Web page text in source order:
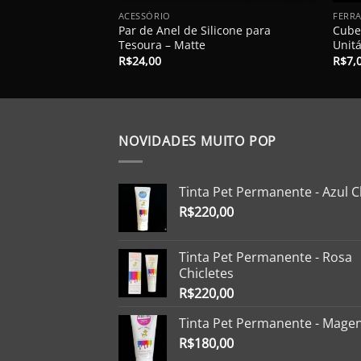
ACESSÓRIO
Par de Anel de Silicone para
Tesoura – Matte
R$24,00
R$
NOVIDADES MUITO POP
Tinta Pet Permanente - Azul
R$220,00
Tinta Pet Permanente - Rosa
Chicletes
R$220,00
Tinta Pet Permanente -
R$180,00